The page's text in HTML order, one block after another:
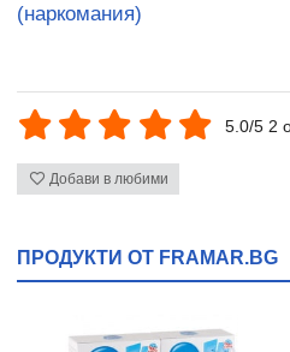
(наркомания)
5.0/5 2
Добави в любими
ПРОДУКТИ ОТ FRAMAR.BG